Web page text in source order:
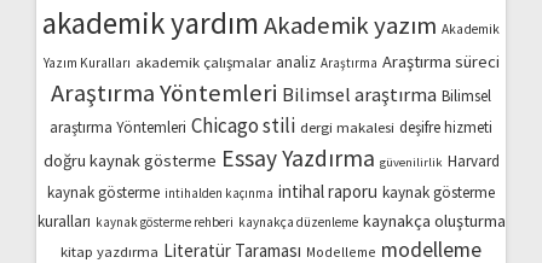
akademik yardımAkademik yazım Akademik
Yazım Kuralları akademik çalışmalar analiz Araştırma Araştırma süreci
Araştırma Yöntemleri Bilimsel araştırma Bilimsel
araştırma Yöntemleri Chicago stili dergi makalesi deşifre hizmeti
doğru kaynak gösterme Essay Yazdırma güvenilirlik Harvard
kaynak gösterme intihalden kaçınma intihal raporu kaynak gösterme
kuralları kaynak gösterme rehberi kaynakça düzenleme kaynakça oluşturma
kitap yazdırma Literatür Taraması Modelleme modelleme